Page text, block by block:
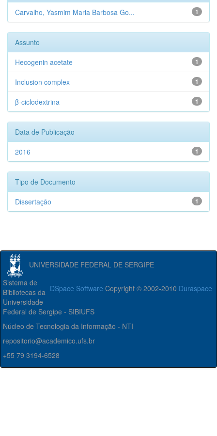
1
Carvalho, Yasmim Maria Barbosa Go...
Assunto
1
Hecogenin acetate
1
Inclusion complex
1
β-ciclodextrina
Data de Publicação
1
2016
Tipo de Documento
1
Dissertação
UNIVERSIDADE FEDERAL DE SERGIPE
DSpace Software Copyright © 2002-2010 Duraspace
Sistema de
Bibliotecas da
Universidade
Federal de Sergipe - SIBIUFS
Núcleo de Tecnologia da Informação - NTI
repositorio@academico.ufs.br
+55 79 3194-6528